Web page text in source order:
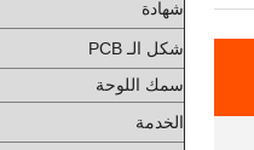
شهادة
شكل الـ PCB
سمك اللوحة
الخدمة